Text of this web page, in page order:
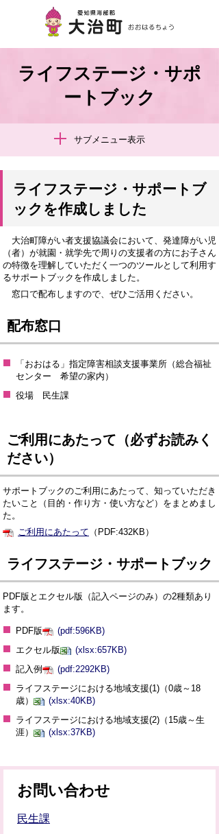
ライフステージ・サポ
ートブック
サブメニュー表示
ライフステージ・サポートブ
ックを作成しました
大治町障がい者支援協議会において、発達障がい児
（者）が就園・就学先で周りの支援者の方にお子さん
の特徴を理解していただく一つのツールとして利用す
るサポートブックを作成しました。
窓口で配布しますので、ぜひご活用ください。
配布窓口
「おおはる」指定障害相談支援事業所（総合福祉
センター 希望の家内）
役場 民生課
ご利用にあたって（必ずお読みく
ださい）
サポートブックのご利用にあたって、知っていただき
たいこと（目的・作り方・使い方など）をまとめまし
た。
ご利用にあたって （PDF:432KB）
ライフステージ・サポートブック
PDF版とエクセル版（記入ページのみ）の2種類あり
ます。
PDF版
(pdf:596KB)
エクセル版
(xlsx:657KB)
記入例
(pdf:2292KB)
ライフステージにおける地域支援(1)（0歳～18
歳）
(xlsx:40KB)
ライフステージにおける地域支援(2)（15歳～生
涯）
(xlsx:37KB)
お問い合わせ
民生課